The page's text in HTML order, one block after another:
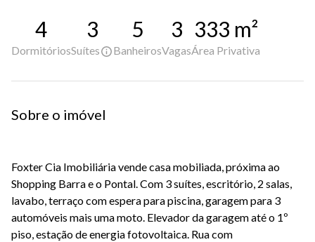
4
Dormitórios
3
Suítes
5
Banheiros
3
Vagas
333 m²
Área Privativa
Sobre o imóvel
Foxter Cia Imobiliária vende casa mobiliada, próxima ao
Shopping Barra e o Pontal. Com 3 suítes, escritório, 2 salas,
lavabo, terraço com espera para piscina, garagem para 3
automóveis mais uma moto. Elevador da garagem até o 1º
piso, estação de energia fotovoltaica. Rua com